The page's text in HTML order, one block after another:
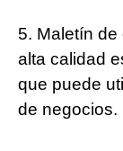
5. Maletín
alta calidad
que puede
de negocios.